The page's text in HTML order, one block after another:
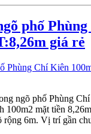
phố
giá rẻ
ngõ phố Phùng
mặt tiền
rộng 6m. Vị trí gần